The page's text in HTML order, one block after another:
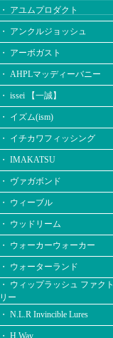
・ アユムプロダクト
・ アンクルジョッシュ
・ アーボガスト
・ AHPLマッディーバニー
・ issei 【一誠】
・ イズム(ism)
・ イチカワフィッシング
・ IMAKATSU
・ ヴァガボンド
・ ウィーブル
・ ウッドリーム
・ ウォーカーウォーカー
・ ウォーターランド
・ ウィップラッシュ ファクト
リー
・ N.L.R Invincible Lures
・ H.Way